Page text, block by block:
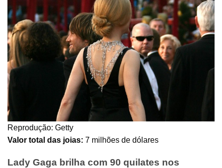
Reprodução: Getty
Valor total das joias: 7 milhões de dólares
Lady Gaga brilha com 90 quilates nos